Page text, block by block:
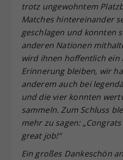
trotz ungewohntem
Matches hintereinander
geschlagen und konnten
anderen Nationen
wird ihnen hoffentlich ein
Erinnerung bleiben, wir
anderem auch bei
und die vier konnten
sammeln. Zum Schluss
mehr zu sagen:
great job!“
Ein großes Dankeschön